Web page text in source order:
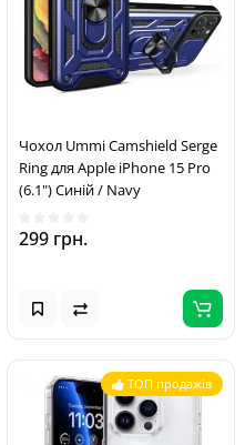
Чохол Ummi Camshield Serge
Ring для Apple iPhone 15 Pro
(6.1") Синій / Navy
299 грн.
ТОП продажів